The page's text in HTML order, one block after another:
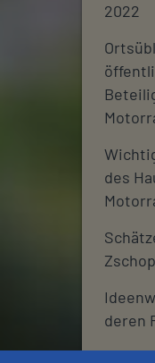
2022
des
deren